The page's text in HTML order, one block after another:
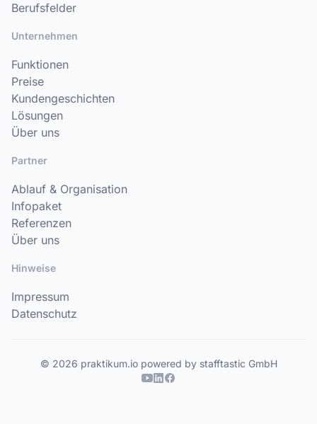
Berufsfelder
Unternehmen
Funktionen
Preise
Kundengeschichten
Lösungen
Über uns
Partner
Ablauf & Organisation
Infopaket
Referenzen
Über uns
Hinweise
Impressum
Datenschutz
© 2026 praktikum.io powered by stafftastic GmbH